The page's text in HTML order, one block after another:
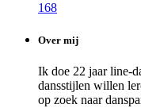
168
Over mij
Ik doe 22 jaar line-
dansstijlen willen
op zoek naar